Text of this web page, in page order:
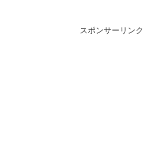
スポンサーリンク